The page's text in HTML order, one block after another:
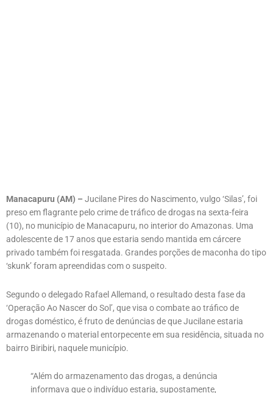
Manacapuru (AM) – Jucilane Pires do Nascimento, vulgo ‘Silas’, foi
preso em flagrante pelo crime de tráfico de drogas na sexta-feira
(10), no município de Manacapuru, no interior do Amazonas. Uma
adolescente de 17 anos que estaria sendo mantida em cárcere
privado também foi resgatada. Grandes porções de maconha do tipo
‘skunk’ foram apreendidas com o suspeito.
Segundo o delegado Rafael Allemand, o resultado desta fase da
‘Operação Ao Nascer do Sol’, que visa o combate ao tráfico de
drogas doméstico, é fruto de denúncias de que Jucilane estaria
armazenando o material entorpecente em sua residência, situada no
bairro Biribiri, naquele município.
“Além do armazenamento das drogas, a denúncia
informava que o indivíduo estaria, supostamente,